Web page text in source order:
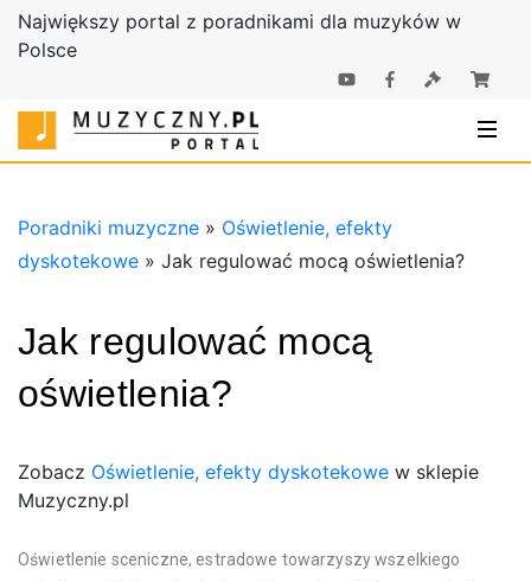
Największy portal z poradnikami dla muzyków w
Polsce
Sklep
muzyczne |
Poradniki muzyczne » Oświetlenie, efekty
dyskotekowe » Jak regulować mocą oświetlenia?
Jak regulować mocą
oświetlenia?
Zobacz Oświetlenie, efekty dyskotekowe w sklepie
Muzyczny.pl
Oświetlenie sceniczne, estradowe towarzyszy wszelkiego